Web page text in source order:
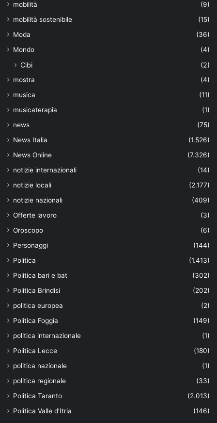
mobilità
(9)
mobilità sostenibile
(15)
Moda
(36)
Mondo
(4)
Cibi (2)
mostra
(4)
musica
(11)
musicaterapia
(1)
news
(75)
News Italia
(1.526)
News Online
(7.326)
notizie internazionali
(14)
notizie locali
(2.177)
notizie nazionali
(409)
Offerte lavoro
(3)
Oroscopo
(6)
Personaggi
(144)
Politica
(1.413)
Politica bari e bat
(302)
Politica Brindisi
(202)
politica europea
(2)
Politica Foggia
(149)
politica internazionale
(1)
Politica Lecce
(180)
politica nazionale
(1)
politica regionale
(33)
Politica Taranto
(2.013)
Politica Valle d'Itria
(146)